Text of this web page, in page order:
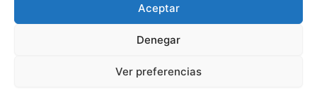
Aceptar
Denegar
Ver preferencias
Contacto